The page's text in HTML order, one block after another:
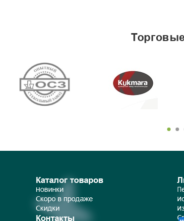
Каталог товаров
Новинки
Скоро в продаже
Скидки
Контакты